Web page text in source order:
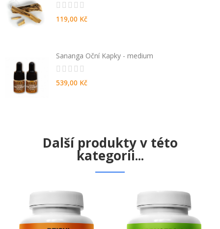
119,00 Kč
Sananga Oční Kapky - medium
539,00 Kč
Další produkty v této
kategorii...